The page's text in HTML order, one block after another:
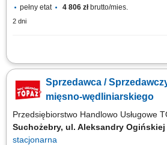
pełny etat
4 806 złbrutto/mies.
2 dni
obsługa klientów przy stoisku z produktami
produktów mięsnych, wędliniarskich i
produktów i terminów przydatności do
Sprzedawca /
mięsno-wędliniarskiego
Przedsiębiorstwo Handlowo Usługowe
Suchożebry, ul. Aleksandry
stacjonarna